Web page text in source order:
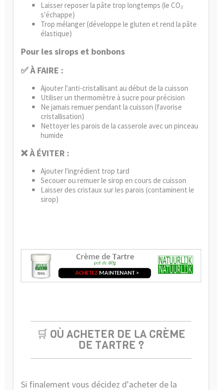
Laisser reposer la pâte trop longtemps (le CO₂
s'échappe)
Trop mélanger (développe le gluten et rend la pâte
élastique)
Pour les sirops et bonbons
✅ À FAIRE :
Ajouter l'anti-cristallisant au début de la cuisson
Utiliser un thermomètre à sucre pour précision
Ne jamais remuer pendant la cuisson (favorise
cristallisation)
Nettoyer les parois de la casserole avec un pinceau
humide
❌ À ÉVITER :
Ajouter l'ingrédient trop tard
Secouer ou remuer le sirop en cours de cuisson
Laisser des cristaux sur les parois (contaminent le
sirop)
🛒 OÙ ACHETER DE LA CRÈME
DE TARTRE ?
Si finalement vous décidez d'acheter de la